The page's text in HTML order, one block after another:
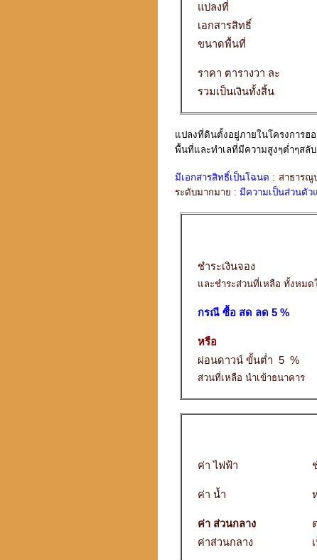
แปลงที่
เอกสารสิทธิ์
ขนาดพื้นที่
ราคา ตารางวา ละ
รวมเป็นเงินทั้งสิ้น
แปลงที่ดินตั้งอยู่ภายในโครงการฮ
พื้นที่และทำเลที่มีความสูงๆต่ำๆสลั
มีเอกสารสิทธิ์เป็นโฉนด : สาธารณู
ระดับมากมาย : มีความเป็นส่วนตัว
ชำระเงินจอง
และชำระส่วนที่เหลือ ทั้งหมด
กรณี ซื้อ สด ลด 5 %
หรือ
ผ่อนดาวน์ ขั้นต่ำ 5 %
ส่วนที่เหลือ นำเข้าธนาคาร
ค่า ไฟฟ้า
ค่า น้ำ
ค่า ส่วนกลาง
ค่าส่วนกลาง